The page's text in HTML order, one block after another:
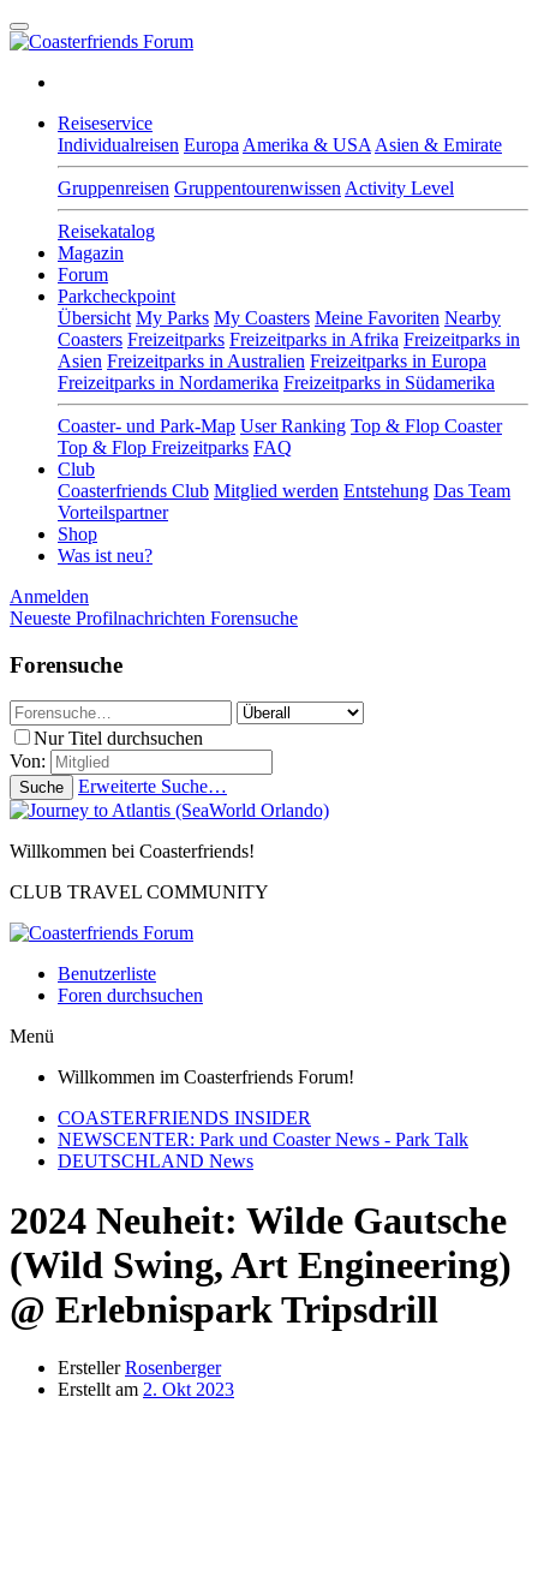
Reiseservice
Individualreisen Europa Amerika & USA Asien & Emirate
Gruppenreisen Gruppentourenwissen Activity Level
Reisekatalog
Magazin
Forum
Parkcheckpoint
Übersicht My Parks My Coasters Meine Favoriten Nearby
Coasters Freizeitparks Freizeitparks in Afrika Freizeitparks in
Asien Freizeitparks in Australien Freizeitparks in Europa
Freizeitparks in Nordamerika Freizeitparks in Südamerika
Coaster- und Park-Map User Ranking Top & Flop Coaster
Top & Flop Freizeitparks FAQ
Club
Coasterfriends Club Mitglied werden Entstehung Das Team
Vorteilspartner
Shop
Was ist neu?
Anmelden
Neueste Profilnachrichten Forensuche
Forensuche
Nur Titel durchsuchen
Von:
Suche Erweiterte Suche…
Willkommen bei Coasterfriends!
CLUB TRAVEL COMMUNITY
Benutzerliste
Foren durchsuchen
Menü
Willkommen im Coasterfriends Forum!
COASTERFRIENDS INSIDER
NEWSCENTER: Park und Coaster News - Park Talk
DEUTSCHLAND News
2024 Neuheit: Wilde Gautsche
(Wild Swing, Art Engineering)
@ Erlebnispark Tripsdrill
Ersteller Rosenberger
Erstellt am 2. Okt 2023